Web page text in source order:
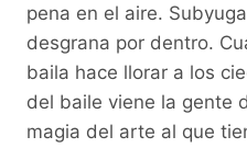
pena en el aire.
desgrana por dentro.
baila hace llorar a los
del baile viene la gente
magia del arte al que